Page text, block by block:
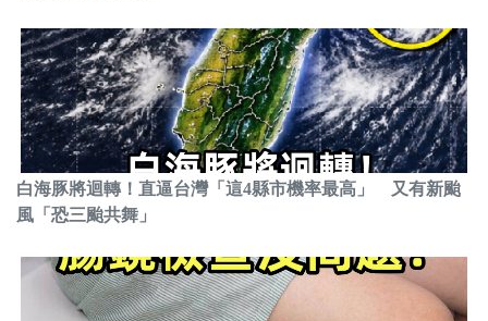
白海豚將迴轉！直逼台灣「這4縣市機率最高」 又有新颱
風「恐三颱共舞」